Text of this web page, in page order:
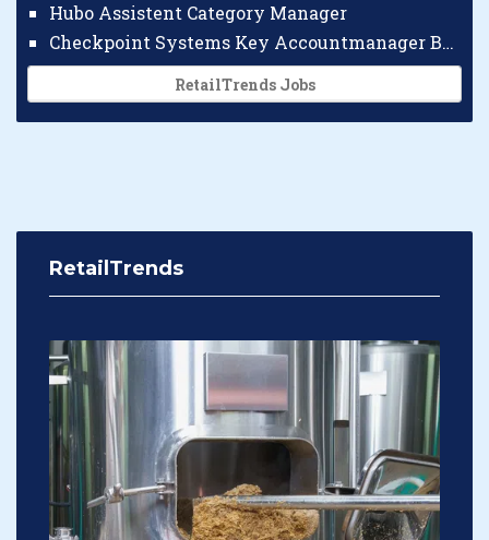
Hubo Assistent Category Manager
Checkpoint Systems Key Accountmanager Benelux
RetailTrends Jobs
RetailTrends